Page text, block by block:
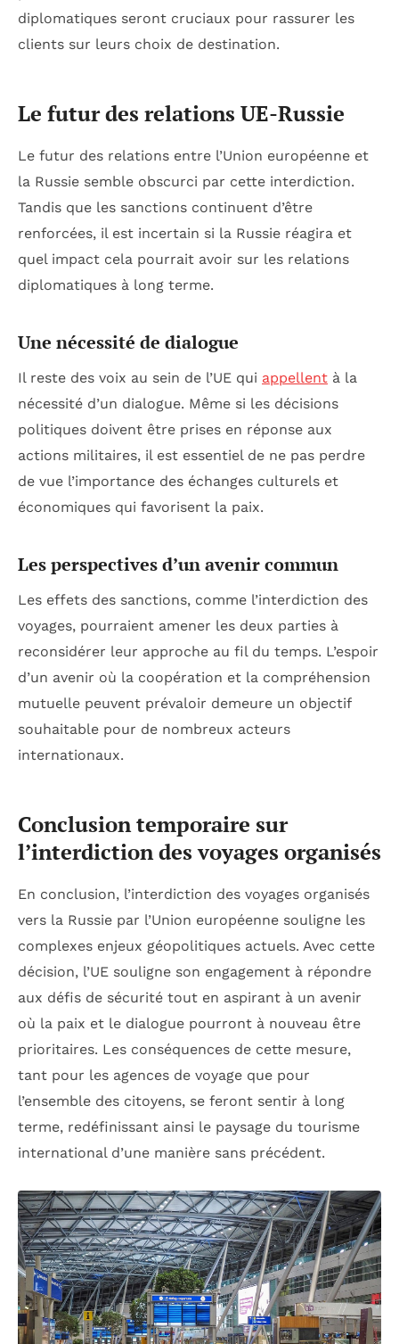
diplomatiques seront cruciaux pour rassurer les
clients sur leurs choix de destination.
Le futur des relations UE-Russie
Le futur des relations entre l’Union européenne et
la Russie semble obscurci par cette interdiction.
Tandis que les sanctions continuent d’être
renforcées, il est incertain si la Russie réagira et
quel impact cela pourrait avoir sur les relations
diplomatiques à long terme.
Une nécessité de dialogue
Il reste des voix au sein de l’UE qui appellent à la
nécessité d’un dialogue. Même si les décisions
politiques doivent être prises en réponse aux
actions militaires, il est essentiel de ne pas perdre
de vue l’importance des échanges culturels et
économiques qui favorisent la paix.
Les perspectives d’un avenir commun
Les effets des sanctions, comme l’interdiction des
voyages, pourraient amener les deux parties à
reconsidérer leur approche au fil du temps. L’espoir
d’un avenir où la coopération et la compréhension
mutuelle peuvent prévaloir demeure un objectif
souhaitable pour de nombreux acteurs
internationaux.
Conclusion temporaire sur
l’interdiction des voyages organisés
En conclusion, l’interdiction des voyages organisés
vers la Russie par l’Union européenne souligne les
complexes enjeux géopolitiques actuels. Avec cette
décision, l’UE souligne son engagement à répondre
aux défis de sécurité tout en aspirant à un avenir
où la paix et le dialogue pourront à nouveau être
prioritaires. Les conséquences de cette mesure,
tant pour les agences de voyage que pour
l’ensemble des citoyens, se feront sentir à long
terme, redéfinissant ainsi le paysage du tourisme
international d’une manière sans précédent.